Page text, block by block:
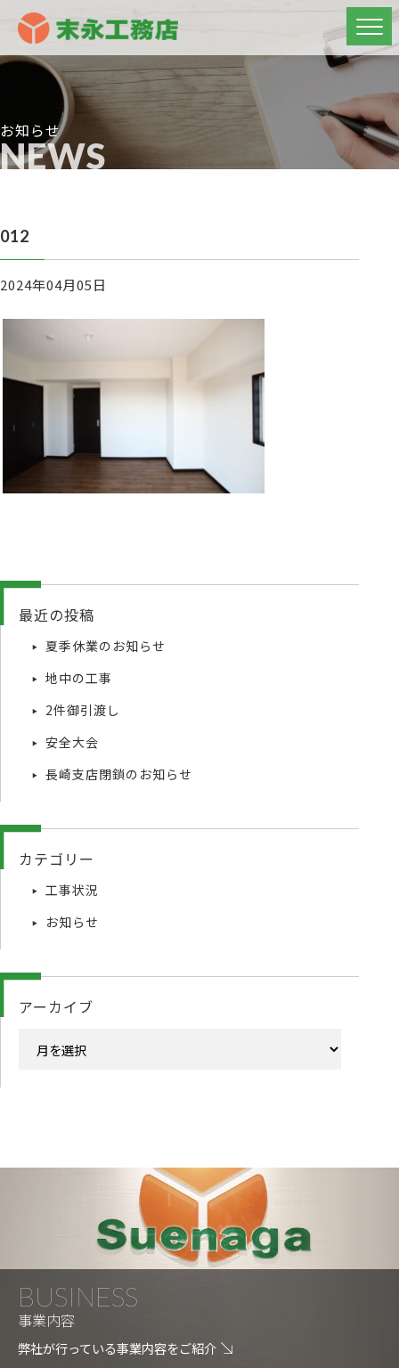
お知らせ
NEWS
012
2024年04月05日
最近の投稿
夏季休業のお知らせ
地中の工事
2件御引渡し
安全大会
長崎支店閉鎖のお知らせ
カテゴリー
工事状況
お知らせ
アーカイブ
BUSINESS
事業内容
弊社が行っている事業内容をご紹介